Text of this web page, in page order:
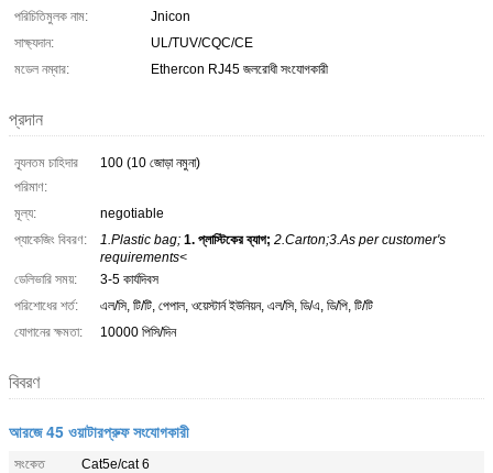
পরিচিতিমুলক নাম:
Jnicon
সাক্ষ্যদান:
UL/TUV/CQC/CE
মডেল নম্বার:
Ethercon RJ45 জলরোধী সংযোগকারী
প্রদান
ন্যূনতম চাহিদার
পরিমাণ:
100 (10 জোড়া নমুনা)
মূল্য:
negotiable
প্যাকেজিং বিবরণ:
1.Plastic bag; 1. প্লাস্টিকের ব্যাগ; 2.Carton;3.As per customer's
requirements<
ডেলিভারি সময়:
3-5 কার্যদিবস
পরিশোধের শর্ত:
এল/সি, টি/টি, পেপাল, ওয়েস্টার্ন ইউনিয়ন, এল/সি, ডি/এ, ডি/পি, টি/টি
যোগানের ক্ষমতা:
10000 পিসি/দিন
বিবরণ
আরজে 45 ওয়াটারপ্রুফ সংযোগকারী
সংকেত
Cat5e/cat 6